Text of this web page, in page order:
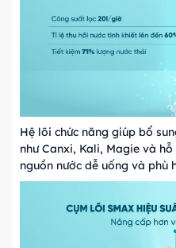
Hệ lõi chức năng giúp bổ
như Canxi, Kali, Magie và
nguồn nước dễ uống và phù